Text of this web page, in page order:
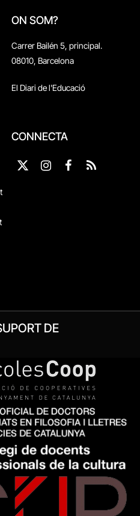
ON SOM?
Carrer Bailén 5, principal.
08010, Barcelona
El Diari de l'Educació
CONNECTA
X
InstagramFacebook
RSS
DE